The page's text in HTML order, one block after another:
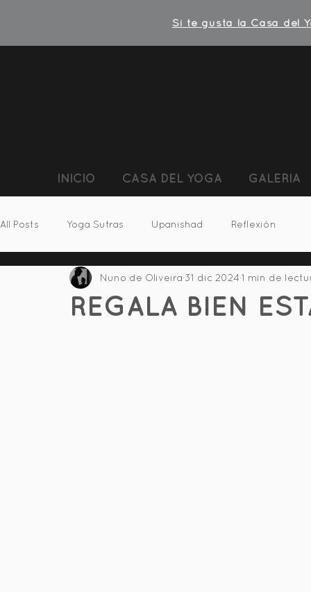
Si te gusta la Casa del
INICIO CASA DEL YOGA GALERIA
All Posts Yoga Sutras Upanishad Reflexión
REGALA BIEN
Nuno de Oliveira 31 dic 2024 1 min de